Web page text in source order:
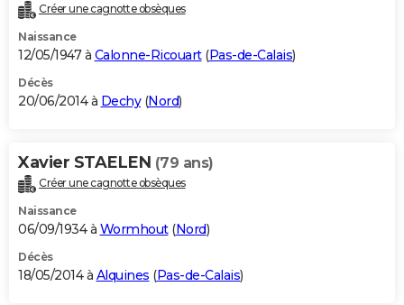
Créer une cagnotte obsèques
Naissance
12/05/1947 à Calonne-Ricouart(Pas-de-Calais)
Décès
20/06/2014 à Dechy(Nord)
Xavier STAELEN (79 ans)
Créer une cagnotte obsèques
Naissance
06/09/1934 à Wormhout(Nord)
Décès
18/05/2014 à Alquines (Pas-de-Calais)